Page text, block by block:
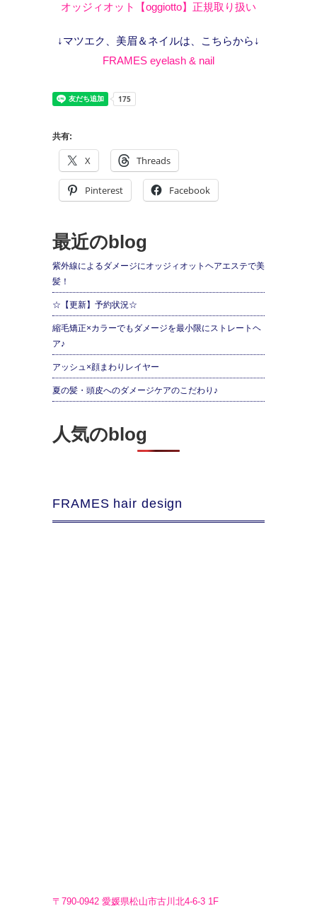
オッジィオット【oggiotto】正規取り扱い
↓マツエク、美眉＆ネイルは、こちらから↓
FRAMES eyelash & nail
共有:
X Threads
Pinterest Facebook
最近のblog
紫外線によるダメージにオッジィオットヘアエステで美
髪！
☆【更新】予約状況☆
縮毛矯正×カラーでもダメージを最小限にストレートヘ
ア♪
アッシュ×顔まわりレイヤー
夏の髪・頭皮へのダメージケアのこだわり♪
人気のblog
FRAMES hair design
〒790-0942 愛媛県松山市古川北4-6-3 1F